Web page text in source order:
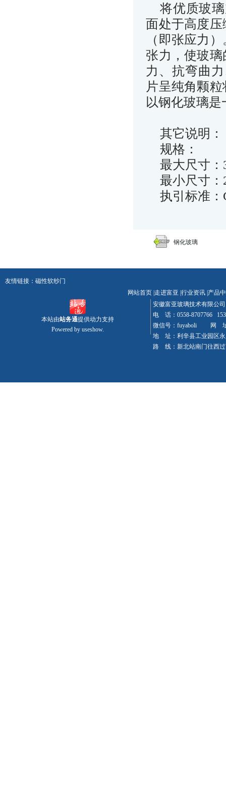
将优质玻
面处于高度
（即张应力
张力，使玻
力、抗弯曲
片呈纯角颗
以钢化玻璃
其它说明：
规格：
最大尺寸：
最小尺寸：
执引标准
钢化玻璃
友情链接： 磁性软纱门
网站首页|走进富亚 |行业资讯|产品
本站由站务通提供动力支持
Powered by useshow.
安徽富亚玻璃技术有限
电 话：0558-8707766
微信号：fuyaboli 网 址
地 址：利辛县工业园区永
路 线：新北站南门往西过